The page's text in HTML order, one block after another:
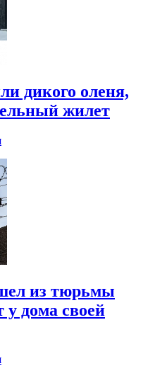
дикого оленя,
жилет
из тюрьмы
у дома своей